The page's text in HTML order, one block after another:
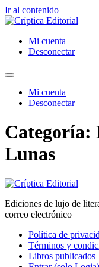
Ir al contenido
Mi cuenta
Desconectar
Mi cuenta
Desconectar
Categoría:
Lunas
Ediciones de lujo de
correo electrónico
Política de
Términos y
Libros publicados